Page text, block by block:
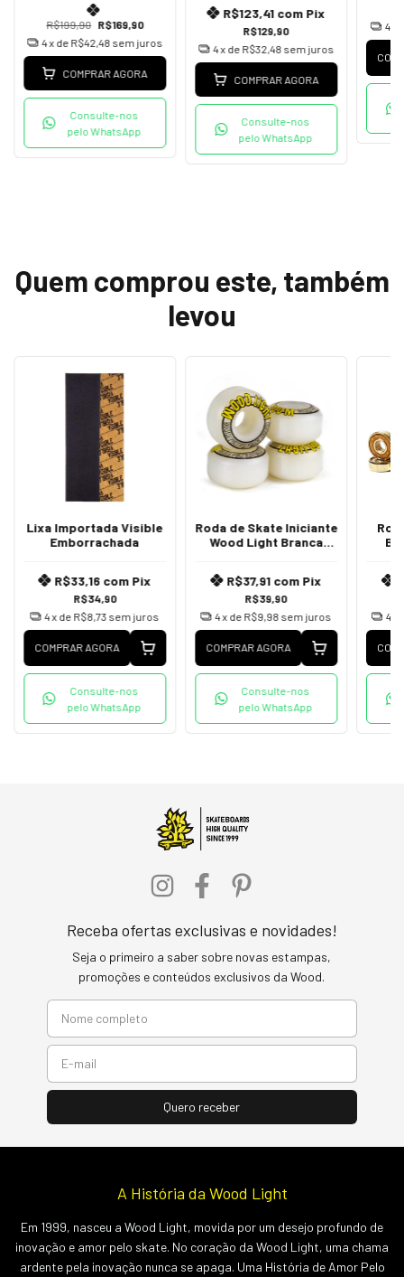
R$199,90 R$169,90
4x de R$42,48 sem juros
COMPRAR AGORA
Consulte-nos
pelo WhatsApp
R$129,90
R$123,41 com Pix
4x de R$32,48 sem juros
COMPRAR AGORA
Consulte-nos
pelo WhatsApp
4
Quem comprou este, também
levou
Lixa Importada Visible
Emborrachada
R$34,90
R$33,16 com Pix
4x de R$8,73 sem juros
COMPRAR AGORA
Consulte-nos
pelo WhatsApp
Roda de Skate Iniciante
Wood Light Branca
R$39,90
R$37,91 com Pix
4x de R$9,98 sem juros
COMPRAR AGORA
Consulte-nos
pelo WhatsApp
4
Receba ofertas exclusivas e novidades!
Seja o primeiro a saber sobre novas estampas,
promoções e conteúdos exclusivos da Wood.
A História da Wood Light
Em 1999, nasceu a Wood Light, movida por um desejo profundo de
inovação e amor pelo skate. No coração da Wood Light, uma chama
ardente pela inovação nunca se apaga. Uma História de Amor Pelo